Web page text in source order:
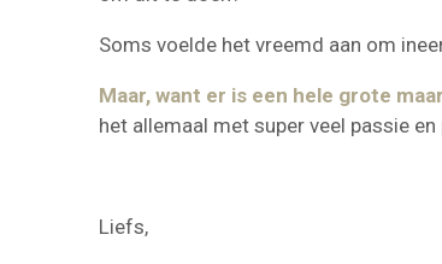
Soms voelde het vreemd aan om
Maar, want er is een hele grote
het allemaal met super veel passie en
Liefs,